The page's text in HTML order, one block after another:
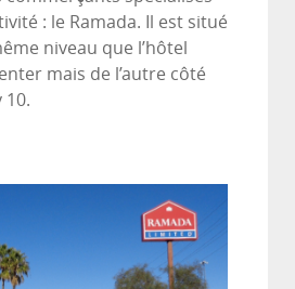
: le Ramada. Il est situé
niveau que l’hôtel
mais de l’autre côté
10.